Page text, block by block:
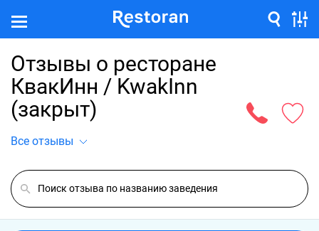
Отзывы о ресторане
КвакИнн / KwakInn
(закрыт)
Все отзывы